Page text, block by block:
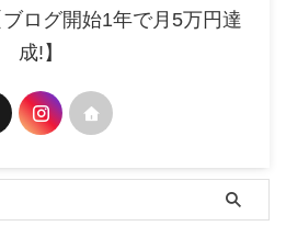
ログ開始1年で月5万円達
成!】